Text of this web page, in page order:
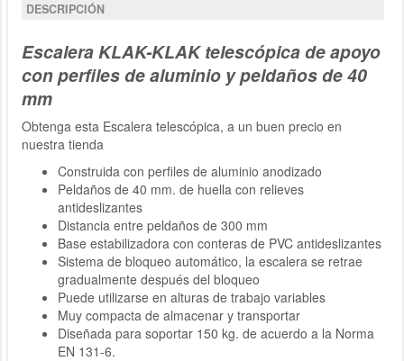
DESCRIPCIÓN
Escalera KLAK-KLAK telescópica de apoyo
con perfiles de aluminio y peldaños de 40
mm
Obtenga esta Escalera telescópica, a un buen precio en
nuestra tienda
Construida con perfiles de aluminio anodizado
Peldaños de 40 mm. de huella con relieves
antideslizantes
Distancia entre peldaños de 300 mm
Base estabilizadora con conteras de PVC antideslizantes
Sistema de bloqueo automático, la escalera se retrae
gradualmente después del bloqueo
Puede utilizarse en alturas de trabajo variables
Muy compacta de almacenar y transportar
Diseñada para soportar 150 kg. de acuerdo a la Norma
EN 131-6.